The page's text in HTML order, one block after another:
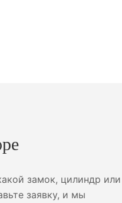
замок, цилиндр или
заявку, и мы